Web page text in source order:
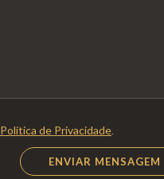
Política de Privacidade.